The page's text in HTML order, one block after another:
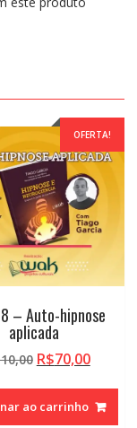
OFERTA!
– Auto-hipnose
aplicada
O
original
era:
R$70,00O
atual
é:
ao carrinho